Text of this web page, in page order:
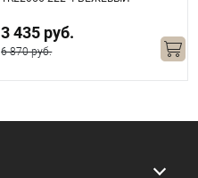
3 435 руб.
6 870 руб.